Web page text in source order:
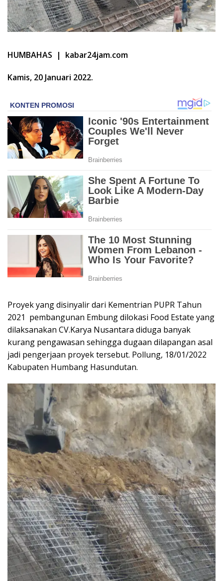
HUMBAHAS | kabar24jam.com
Kamis, 20 Januari 2022.
Proyek yang disinyalir dari Kementrian PUPR Tahun
2021 pembangunan Embung dilokasi Food Estate yang
dilaksanakan CV.Karya Nusantara diduga banyak
kurang pengawasan sehingga dugaan dilapangan asal
jadi pengerjaan proyek tersebut. Pollung, 18/01/2022
Kabupaten Humbang Hasundutan.